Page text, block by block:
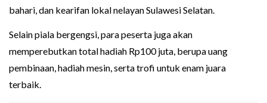
bahari, dan kearifan lokal nelayan Sulawesi Selatan.
Selain piala bergengsi, para peserta juga akan
memperebutkan total hadiah Rp100 juta, berupa uang
pembinaan, hadiah mesin, serta trofi untuk enam juara
terbaik.